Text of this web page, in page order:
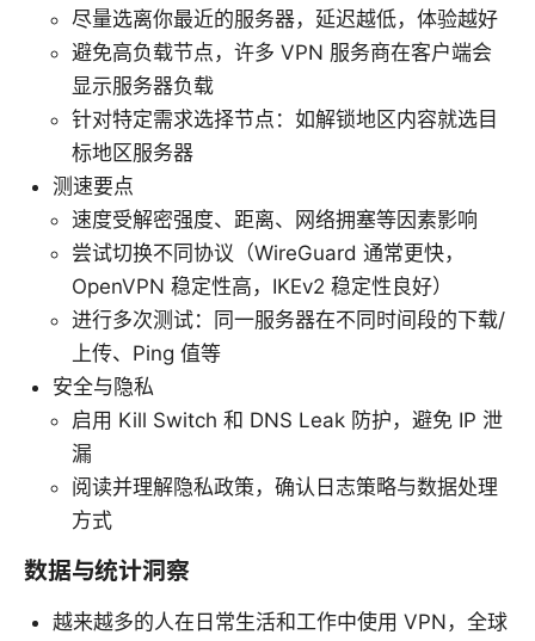
尽量选离你最近的服务器，延迟越低，体验越好
避免高负载节点，许多 VPN 服务商在客户端会
显示服务器负载
针对特定需求选择节点：如解锁地区内容就选目
标地区服务器
测速要点
速度受解密强度、距离、网络拥塞等因素影响
尝试切换不同协议（WireGuard 通常更快，
OpenVPN 稳定性高，IKEv2 稳定性良好）
进行多次测试：同一服务器在不同时间段的下载/
上传、Ping 值等
安全与隐私
启用 Kill Switch 和 DNS Leak 防护，避免 IP 泄
漏
阅读并理解隐私政策，确认日志策略与数据处理
方式
数据与统计洞察
越来越多的人在日常生活和工作中使用 VPN，全球